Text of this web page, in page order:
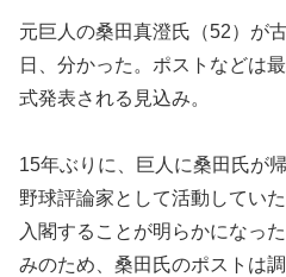
元巨人の桑田真澄氏（52）が
日、分かった。ポストなどは
式発表される見込み。
15年ぶりに、巨人に桑田氏が
野球評論家として活動してい
入閣することが明らかになっ
みのため、桑田氏のポストは